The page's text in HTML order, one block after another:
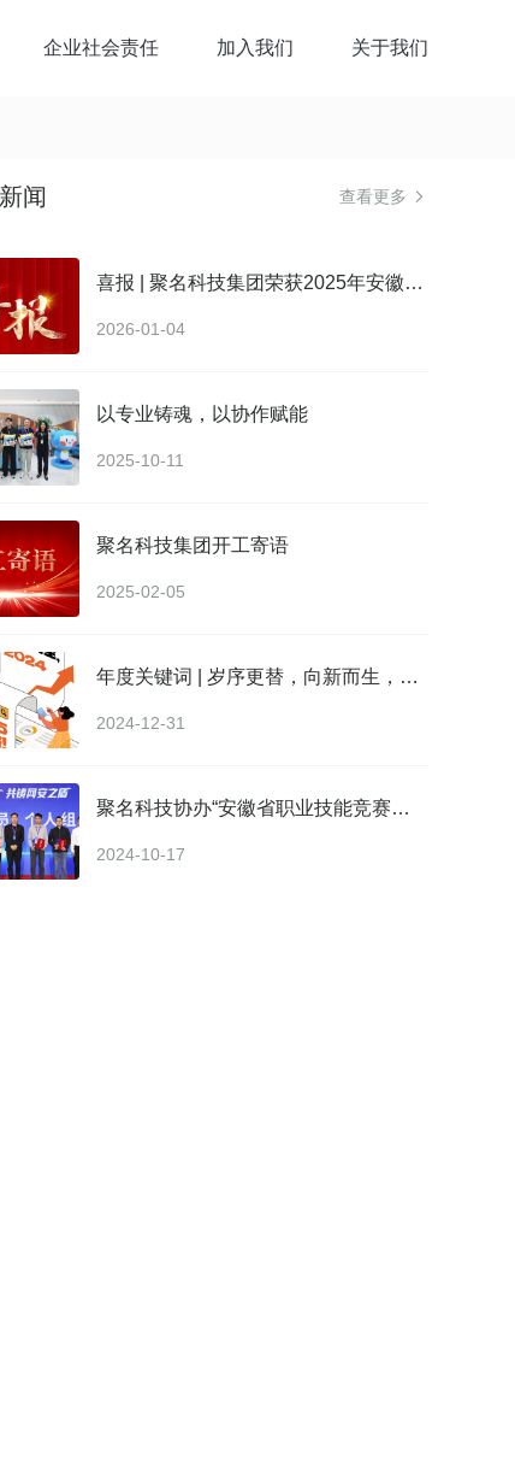
企业社会责任 加入我们 关于我们
闻 查看更多 
喜报 | 聚名科技集团荣获2025年安徽省好网民主题活动网络正能量作品二等奖
2026-01-04
以专业铸魂，以协作赋能
2025-10-11
聚名科技集团开工寄语
2025-02-05
年度关键词 | 岁序更替，向新而生，2025正当燃！
2024-12-31
聚名科技协办“安徽省职业技能竞赛—2024年全省网络安全职业技能大赛”取得圆满成功
2024-10-17